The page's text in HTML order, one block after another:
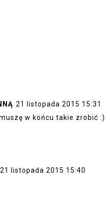
21 listopada 2015 15:31
w końcu takie zrobić :)
21 listopada 2015 15:40